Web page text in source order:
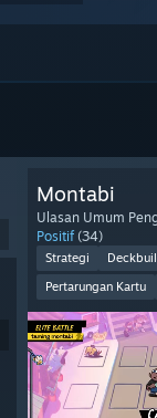
Montabi
Ulasan Umum
Positif (34)
Strategi
Pertarungan Kartu